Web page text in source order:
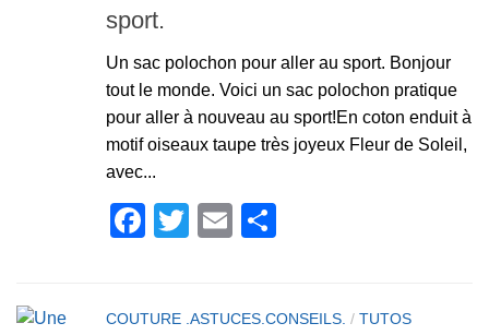
sport.
Un sac polochon pour aller au sport. Bonjour
tout le monde. Voici un sac polochon pratique
pour aller à nouveau au sport!En coton enduit à
motif oiseaux taupe très joyeux Fleur de Soleil,
avec...
Facebook
TwitterEmail
COUTURE .ASTUCES.CONSEILS. / TUTOS